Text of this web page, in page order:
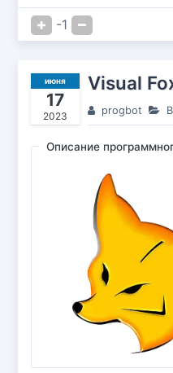
-1
июня
17
2023
Visual
progbot
Описание